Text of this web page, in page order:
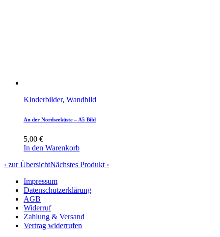
Kinderbilder, Wandbild
An der Nordseeküste – A5 Bild
5,00 €
In den Warenkorb
‹ zur ÜbersichtNächstes Produkt ›
Impressum
Datenschutzerklärung
AGB
Widerruf
Zahlung & Versand
Vertrag widerrufen